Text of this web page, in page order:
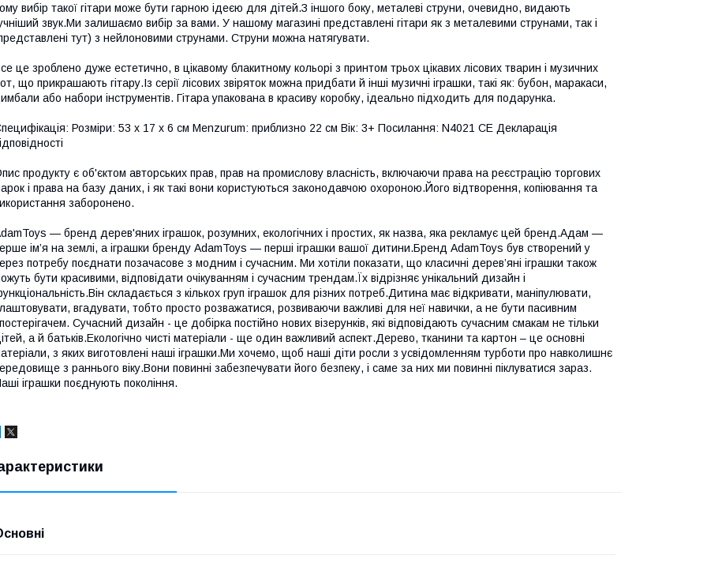
вибір такої гітари може бути гарною ідеєю для дітей.З іншого боку, металеві струни, очевидно, видають
звук.Ми залишаємо вибір за вами. У нашому магазині представлені гітари як з металевими струнами, так і
тут) з нейлоновими струнами. Струни можна натягувати.
це зроблено дуже естетично, в цікавому блакитному кольорі з принтом трьох цікавих лісових тварин і музичних
що прикрашають гітару.Із серії лісових звіряток можна придбати й інші музичні іграшки, такі як: бубон, маракаси,
або набори інструментів. Гітара упакована в красиву коробку, ідеально підходить для подарунка.
Розміри: 53 x 17 x 6 см Menzurum: приблизно 22 см Вік: 3+ Посилання: N4021 CE Декларація
продукту є об'єктом авторських прав, прав на промислову власність, включаючи права на реєстрацію торгових
і права на базу даних, і як такі вони користуються законодавчою охороною.Його відтворення, копіювання та
заборонено.
— бренд дерев'яних іграшок, розумних, екологічних і простих, як назва, яка рекламує цей бренд.Адам —
ім’я на землі, а іграшки бренду AdamToys — перші іграшки вашої дитини.Бренд AdamToys був створений у
потребу поєднати позачасове з модним і сучасним. Ми хотіли показати, що класичні дерев’яні іграшки також
бути красивими, відповідати очікуванням і сучасним трендам.Їх відрізняє унікальний дизайн і
складається з кількох груп іграшок для різних потреб.Дитина має відкривати, маніпулювати,
вгадувати, тобто просто розважатися, розвиваючи важливі для неї навички, а не бути пасивним
Сучасний дизайн - це добірка постійно нових візерунків, які відповідають сучасним смакам не тільки
а й батьків.Екологічно чисті матеріали - ще один важливий аспект.Дерево, тканини та картон – це основні
з яких виготовлені наші іграшки.Ми хочемо, щоб наші діти росли з усвідомленням турботи про навколишнє
з раннього віку.Вони повинні забезпечувати його безпеку, і саме за них ми повинні піклуватися зараз.
іграшки поєднують покоління.